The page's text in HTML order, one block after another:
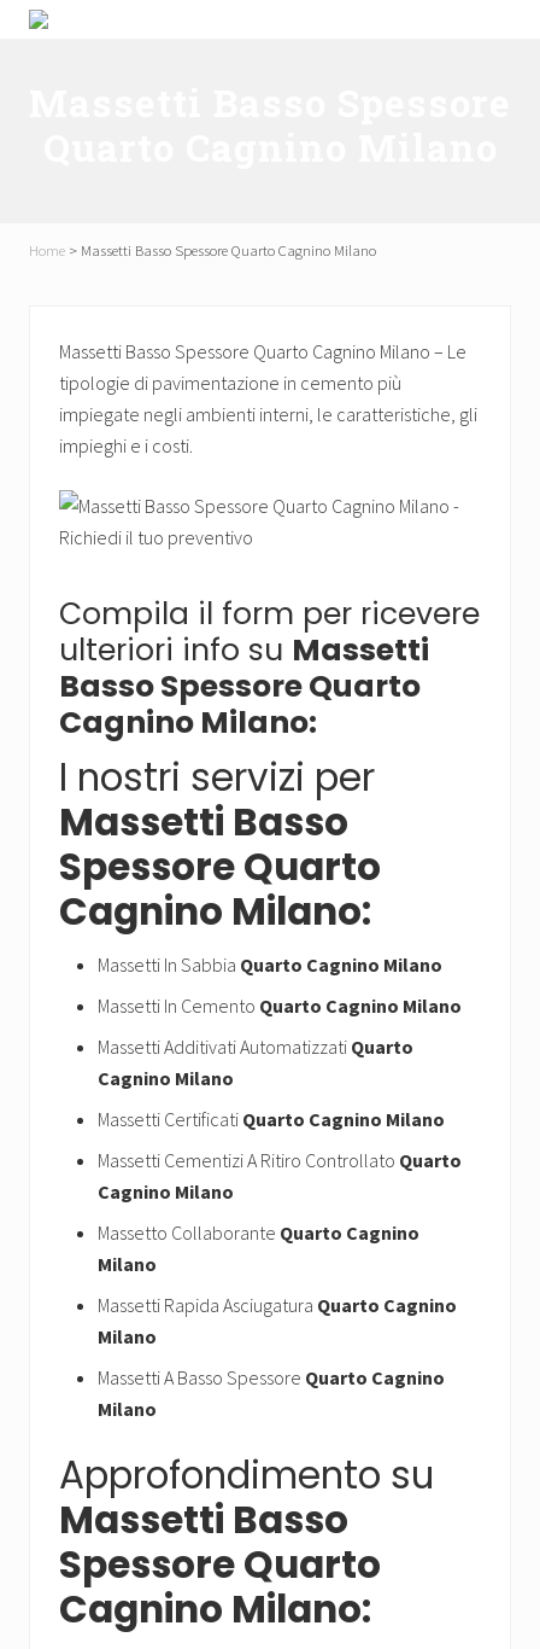
Menu
Skip
Passa
Skip
Passa
Home > Massetti Basso Spessore Quarto Cagnino Milano
Massetti Basso Spessore Quarto Cagnino Milano – Le
tipologie di pavimentazione in cemento più
impiegate negli ambienti interni, le caratteristiche, gli
impieghi e i costi.
Compila il form per ricevere
ulteriori info su Massetti
Basso Spessore Quarto
Cagnino Milano:
I nostri servizi per
Massetti Basso
Spessore Quarto
Cagnino Milano:
Massetti In Sabbia Quarto Cagnino Milano
Massetti In Cemento Quarto Cagnino Milano
Massetti Additivati Automatizzati Quarto
Cagnino Milano
Massetti Certificati Quarto Cagnino Milano
Massetti Cementizi A Ritiro Controllato Quarto
Cagnino Milano
Massetto Collaborante Quarto Cagnino
Milano
Massetti Rapida Asciugatura Quarto Cagnino
Milano
Massetti A Basso Spessore Quarto Cagnino
Milano
Approfondimento su
Massetti Basso
Spessore Quarto
Cagnino Milano: